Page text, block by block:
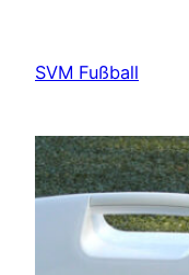
InhaltSVM Fußball